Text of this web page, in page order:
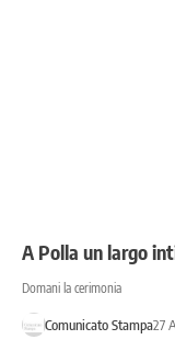
A Polla un largo
Domani la cerimonia
Comunicato Stampa27